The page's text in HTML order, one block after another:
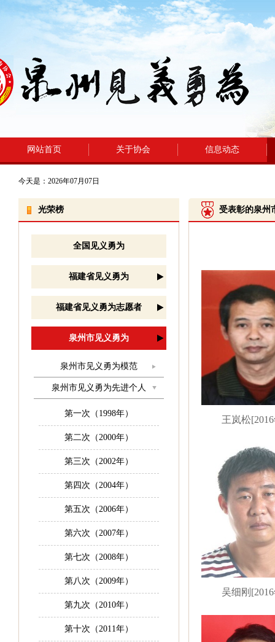
网站首页 关于协会 信息动态
今天是：2026年07月07日
受表彰的泉州
王岚松
吴细刚
光荣榜
全国见义勇为
福建省见义勇为
福建省见义勇为志愿者
泉州市见义勇为
泉州市见义勇为模范
泉州市见义勇为先进个人
第一次（1998年）
第二次（2000年）
第三次（2002年）
第四次（2004年）
第五次（2006年）
第六次（2007年）
第七次（2008年）
第八次（2009年）
第九次（2010年）
第十次（2011年）